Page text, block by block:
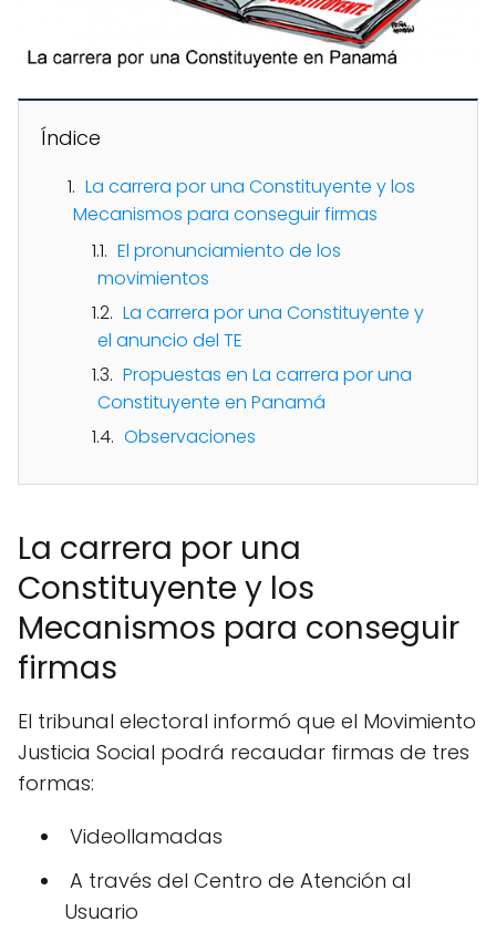
Índice
La carrera por una Constituyente y los
Mecanismos para conseguir firmas
El pronunciamiento de los
movimientos
La carrera por una Constituyente y
el anuncio del TE
Propuestas en La carrera por una
Constituyente en Panamá
Observaciones
La carrera por una
Constituyente y los
Mecanismos para conseguir
firmas
El tribunal electoral informó que el Movimiento
Justicia Social podrá recaudar firmas de tres
formas:
Videollamadas
A través del Centro de Atención al
Usuario